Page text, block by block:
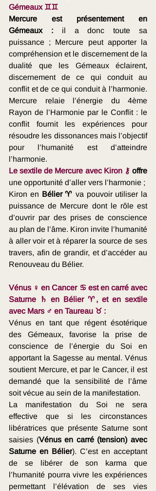
Gémeaux ♊♊️
Mercure est présentement en
Gémeaux : il a donc toute sa
puissance ; Mercure peut apporter la
compréhension et le discernement de la
dualité que les Gémeaux éclairent,
discernement de ce qui conduit au
conflit et de ce qui conduit à l’harmonie.
Mercure relaie l’énergie du 4ème
Rayon de l’Harmonie par le Conflit : le
conflit fournit les expériences pour
résoudre les dissonances mais l’objectif
pour l’humanité est d’atteindre
l’harmonie.
Le sextile de Mercure avec Kiron ⚷
une opportunité d’aller vers l’harmonie ;
Kiron en Bélier ♈ va pouvoir utiliser la
puissance de Mercure dont le rôle est
d’ouvrir par des prises de conscience
au plan de l’âme. Kiron invite l’humanité
à aller voir et à réparer la source de ses
travers, afin de grandir, et d’accéder au
Renouveau du Bélier.
Vénus ♀ en Cancer ♋ est en carré avec
Saturne ♄ en Bélier ♈, et en sextile
avec Mars ♂ en Taureau ♉ :
Vénus en tant que régent ésotérique
des Gémeaux, favorise la prise de
conscience de l’énergie du Soi en
apportant la Sagesse au mental. Vénus
soutient Mercure, et par le Cancer, il est
demandé que la sensibilité de l’âme
soit vécue au sein de la manifestation.
La manifestation du Soi
ne sera
effective que si les circonstances
libératrices que présente Saturne sont
saisies (Vénus en carré (tension) avec
Saturne en Bélier). C’est en acceptant
de se libérer de son karma que
l’humanité pourra vivre les expériences
permettant l’élévation de ses vies